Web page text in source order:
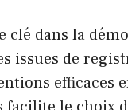
dans la
issues de
efficaces